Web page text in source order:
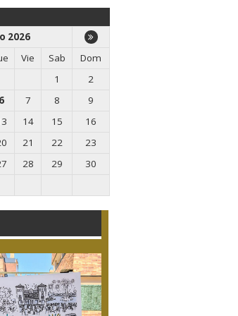
2026
Vie Sab
Dom
1
2
6 7 8
9
14 15
16
21 22
23
28 29
30